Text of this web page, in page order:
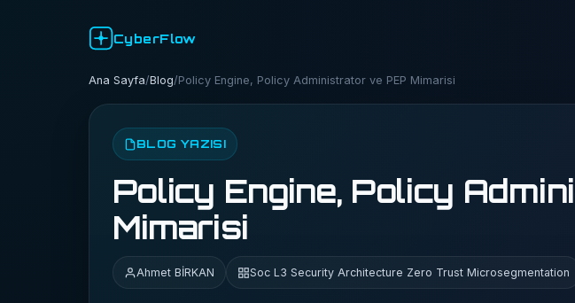
CyberFlow
Ana Sayfa/Blog/Policy Engine, Policy Administrator ve PEP Mimarisi
BLOG YAZISI
Policy Engine, Policy
Mimarisi
Ahmet BİRKAN Soc L3 Security Architecture Zero Trust Microsegmentation